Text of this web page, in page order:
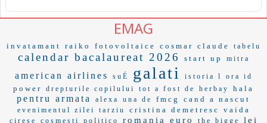
EMAG
invatamant raiko fotovoltaice cosmar claude tabelu
calendar bacalaureat 2026 start up mitra
american airlines suÉ galati istoria l ora id
power drepturile copilului tot a fost de herbay hala
pentru armata alexa una de fmcg cand a nascut
evenimentul zilei tarziu cristina demetresc vaida
cirese cosmesti politico romania euro the bigge lei